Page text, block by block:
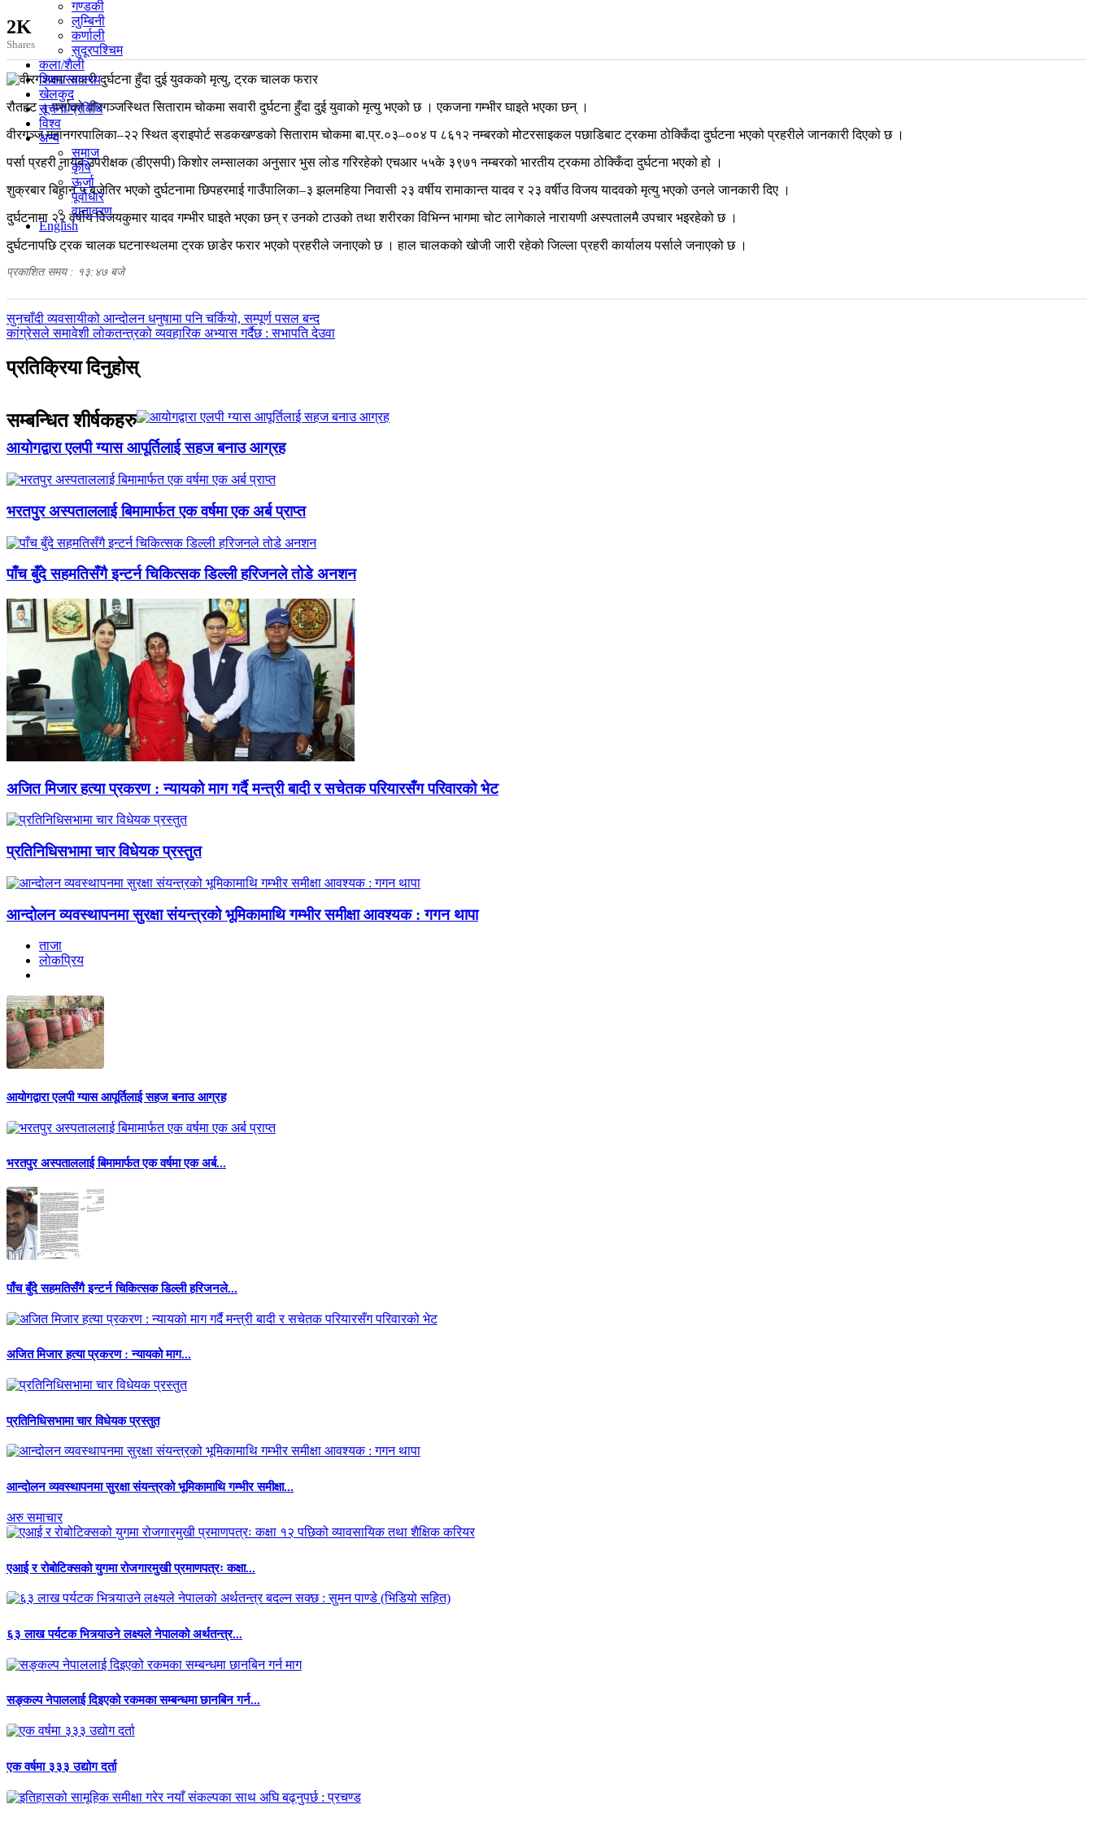
गण्डकी
लुम्बिनी
कर्णाली
सुदूरपश्चिम
कला/शैली
शिक्षा/स्वास्थ्य
खेलकुद
सूचना/प्रविधि
विश्व
अन्य
समाज
कृषि
ऊर्जा
पूर्वाधार
वातावरण
English
2K
Shares
रौतहट । पर्साको वीरगञ्जस्थित सिताराम चोकमा सवारी दुर्घटना हुँदा दुई युवाको मृत्यु भएको छ । एकजना गम्भीर घाइते भएका छन् ।
वीरगञ्ज महानगरपालिका–२२ स्थित ड्राइपोर्ट सडकखण्डको सिताराम चोकमा बा.प्र.०३–००४ प ८६१२ नम्बरको मोटरसाइकल पछाडिबाट ट्रकमा ठोक्किँदा दुर्घटना भएको प्रहरीले जानकारी दिएको छ ।
पर्सा प्रहरी नायब उपरीक्षक (डीएसपी) किशोर लम्सालका अनुसार भुस लोड गरिरहेको एचआर ५५के ३९७१ नम्बरको भारतीय ट्रकमा ठोक्किँदा दुर्घटना भएको हो ।
शुक्रबार बिहान ५ बजेतिर भएको दुर्घटनामा छिपहरमाई गाउँपालिका–३ झलमहिया निवासी २३ वर्षीय रामाकान्त यादव र २३ वर्षीउ विजय यादवको मृत्यु भएको उनले जानकारी दिए ।
दुर्घटनामा २२ वर्षीय विजयकुमार यादव गम्भीर घाइते भएका छन् र उनको टाउको तथा शरीरका विभिन्न भागमा चोट लागेकाले नारायणी अस्पतालमै उपचार भइरहेको छ ।
दुर्घटनापछि ट्रक चालक घटनास्थलमा ट्रक छाडेर फरार भएको प्रहरीले जनाएको छ । हाल चालकको खोजी जारी रहेको जिल्ला प्रहरी कार्यालय पर्साले जनाएको छ ।
प्रकाशित समय : १३:४७ बजे
पछिल्लाे
-
सुनचाँदी व्यवसायीको आन्दोलन धनुषामा पनि चर्कियो, सम्पूर्ण पसल बन्द
अघिल्लाे
कांग्रेसले समावेशी लोकतन्त्रको व्यवहारिक अभ्यास गर्दैछ : सभापति देउवा
प्रतिक्रिया दिनुहोस्
सम्बन्धित शीर्षकहरु
आयोगद्वारा एलपी ग्यास आपूर्तिलाई सहज बनाउ आग्रह
भरतपुर अस्पताललाई बिमामार्फत एक वर्षमा एक अर्ब प्राप्त
पाँच बुँदे सहमतिसँगै इन्टर्न चिकित्सक डिल्ली हरिजनले तोडे अनशन
अजित मिजार हत्या प्रकरण : न्यायको माग गर्दै मन्त्री बादी र सचेतक परियारसँग परिवारको भेट
प्रतिनिधिसभामा चार विधेयक प्रस्तुत
आन्दोलन व्यवस्थापनमा सुरक्षा संयन्त्रको भूमिकामाथि गम्भीर समीक्षा आवश्यक : गगन थापा
ताजा
लाेकप्रिय
आयोगद्वारा एलपी ग्यास आपूर्तिलाई सहज बनाउ आग्रह
भरतपुर अस्पताललाई बिमामार्फत एक वर्षमा एक अर्ब...
पाँच बुँदे सहमतिसँगै इन्टर्न चिकित्सक डिल्ली हरिजनले...
अजित मिजार हत्या प्रकरण : न्यायको माग...
प्रतिनिधिसभामा चार विधेयक प्रस्तुत
आन्दोलन व्यवस्थापनमा सुरक्षा संयन्त्रको भूमिकामाथि गम्भीर समीक्षा...
अरु समाचार
एआई र रोबोटिक्सको युगमा रोजगारमुखी प्रमाणपत्रः कक्षा...
६३ लाख पर्यटक भित्र्याउने लक्ष्यले नेपालको अर्थतन्त्र...
सङ्कल्प नेपाललाई दिइएको रकमका सम्बन्धमा छानबिन गर्न...
एक वर्षमा ३३३ उद्योग दर्ता